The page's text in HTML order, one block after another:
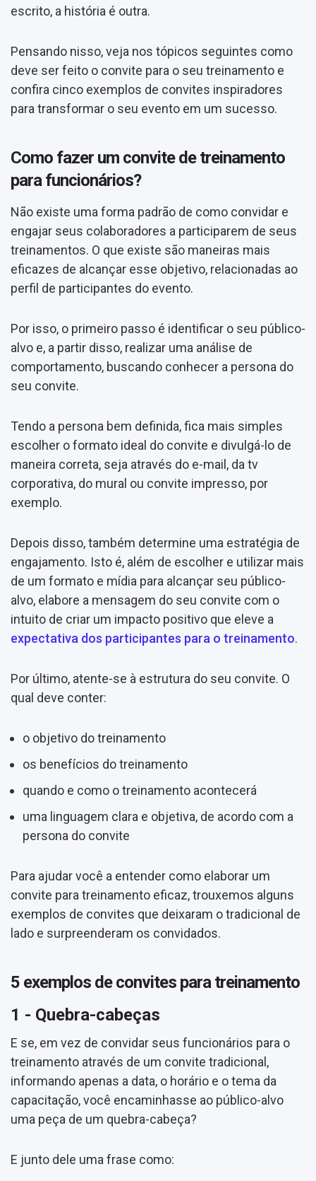
escrito, a história é outra.
Pensando nisso, veja nos tópicos seguintes como
deve ser feito o convite para o seu treinamento e
confira cinco exemplos de convites inspiradores
para transformar o seu evento em um sucesso.
Como fazer um convite de treinamento
para funcionários?
Não existe uma forma padrão de como convidar e
engajar seus colaboradores a participarem de seus
treinamentos. O que existe são maneiras mais
eficazes de alcançar esse objetivo, relacionadas ao
perfil de participantes do evento.
Por isso, o primeiro passo é identificar o seu público-
alvo e, a partir disso, realizar uma análise de
comportamento, buscando conhecer a persona do
seu convite.
Tendo a persona bem definida, fica mais simples
escolher o formato ideal do convite e divulgá-lo de
maneira correta, seja através do e-mail, da tv
corporativa, do mural ou convite impresso, por
exemplo.
Depois disso, também determine uma estratégia de
engajamento. Isto é, além de escolher e utilizar mais
de um formato e mídia para alcançar seu público-
alvo, elabore a mensagem do seu convite com o
intuito de criar um impacto positivo que eleve a
expectativa dos participantes para o treinamento.
Por último, atente-se à estrutura do seu convite. O
qual deve conter:
o objetivo do treinamento
os benefícios do treinamento
quando e como o treinamento acontecerá
uma linguagem clara e objetiva, de acordo com a
persona do convite
Para ajudar você a entender como elaborar um
convite para treinamento eficaz, trouxemos alguns
exemplos de convites que deixaram o tradicional de
lado e surpreenderam os convidados.
5 exemplos de convites para treinamento
1 - Quebra-cabeças
E se, em vez de convidar seus funcionários para o
treinamento através de um convite tradicional,
informando apenas a data, o horário e o tema da
capacitação, você encaminhasse ao público-alvo
uma peça de um quebra-cabeça?
E junto dele uma frase como: